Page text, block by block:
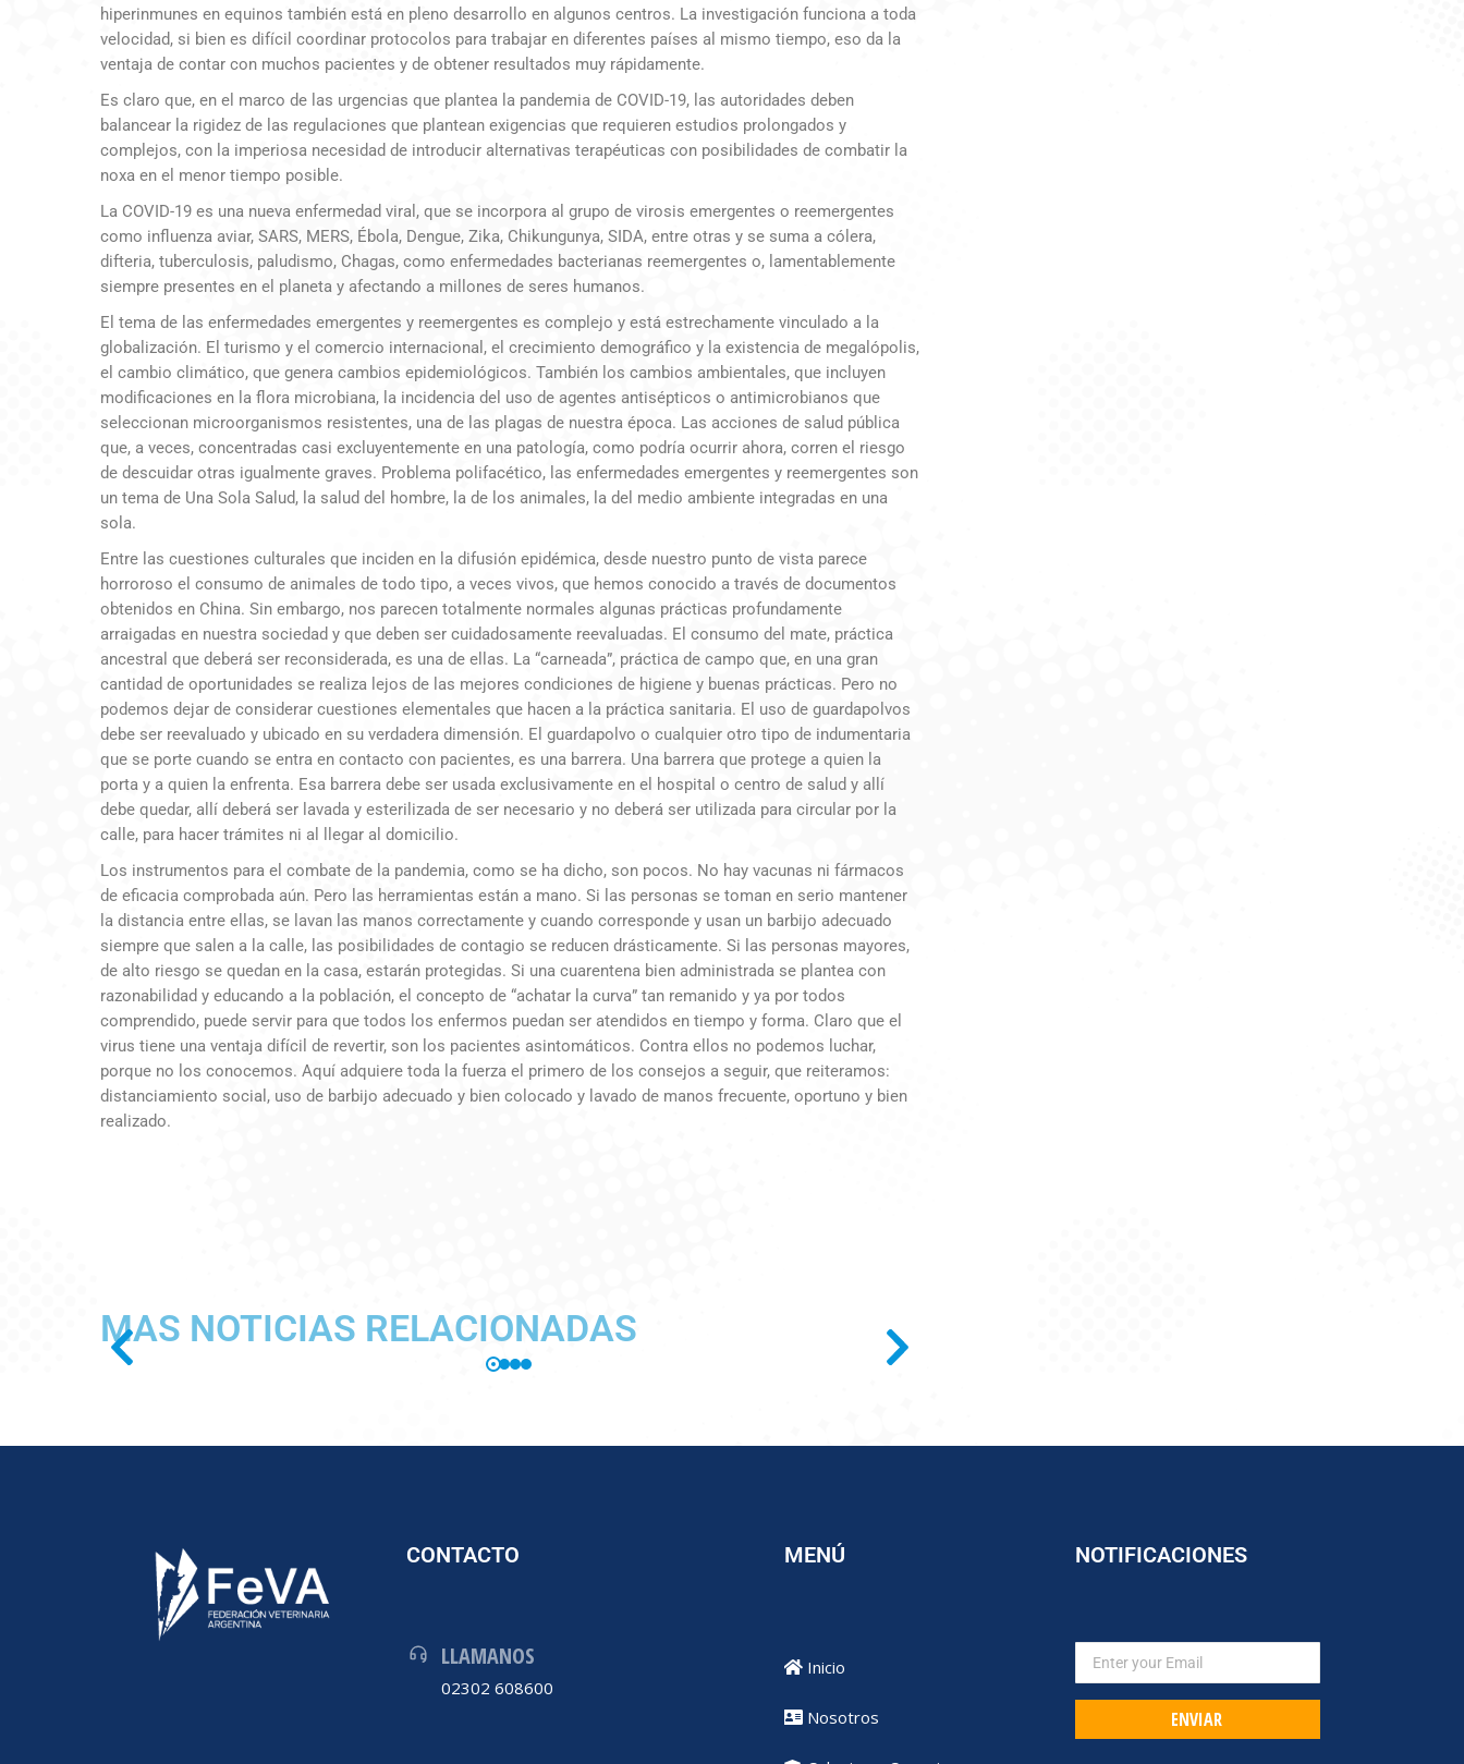
hiperinmunes en equinos también está en pleno desarrollo en algunos centros. La investigación funciona a toda
velocidad, si bien es difícil coordinar protocolos para trabajar en diferentes países al mismo tiempo, eso da la
ventaja de contar con muchos pacientes y de obtener resultados muy rápidamente.
Es claro que, en el marco de las urgencias que plantea la pandemia de COVID-19, las autoridades deben
balancear la rigidez de las regulaciones que plantean exigencias que requieren estudios prolongados y
complejos, con la imperiosa necesidad de introducir alternativas terapéuticas con posibilidades de combatir la
noxa en el menor tiempo posible.
La COVID-19 es una nueva enfermedad viral, que se incorpora al grupo de virosis emergentes o reemergentes
como influenza aviar, SARS, MERS, Ébola, Dengue, Zika, Chikungunya, SIDA, entre otras y se suma a cólera,
difteria, tuberculosis, paludismo, Chagas, como enfermedades bacterianas reemergentes o, lamentablemente
siempre presentes en el planeta y afectando a millones de seres humanos.
El tema de las enfermedades emergentes y reemergentes es complejo y está estrechamente vinculado a la
globalización. El turismo y el comercio internacional, el crecimiento demográfico y la existencia de megalópolis,
el cambio climático, que genera cambios epidemiológicos. También los cambios ambientales, que incluyen
modificaciones en la flora microbiana, la incidencia del uso de agentes antisépticos o antimicrobianos que
seleccionan microorganismos resistentes, una de las plagas de nuestra época. Las acciones de salud pública
que, a veces, concentradas casi excluyentemente en una patología, como podría ocurrir ahora, corren el riesgo
de descuidar otras igualmente graves. Problema polifacético, las enfermedades emergentes y reemergentes son
un tema de Una Sola Salud, la salud del hombre, la de los animales, la del medio ambiente integradas en una
sola.
Entre las cuestiones culturales que inciden en la difusión epidémica, desde nuestro punto de vista parece
horroroso el consumo de animales de todo tipo, a veces vivos, que hemos conocido a través de documentos
obtenidos en China. Sin embargo, nos parecen totalmente normales algunas prácticas profundamente
arraigadas en nuestra sociedad y que deben ser cuidadosamente reevaluadas. El consumo del mate, práctica
ancestral que deberá ser reconsiderada, es una de ellas. La “carneada”, práctica de campo que, en una gran
cantidad de oportunidades se realiza lejos de las mejores condiciones de higiene y buenas prácticas. Pero no
podemos dejar de considerar cuestiones elementales que hacen a la práctica sanitaria. El uso de guardapolvos
debe ser reevaluado y ubicado en su verdadera dimensión. El guardapolvo o cualquier otro tipo de indumentaria
que se porte cuando se entra en contacto con pacientes, es una barrera. Una barrera que protege a quien la
porta y a quien la enfrenta. Esa barrera debe ser usada exclusivamente en el hospital o centro de salud y allí
debe quedar, allí deberá ser lavada y esterilizada de ser necesario y no deberá ser utilizada para circular por la
calle, para hacer trámites ni al llegar al domicilio.
Los instrumentos para el combate de la pandemia, como se ha dicho, son pocos. No hay vacunas ni fármacos
de eficacia comprobada aún. Pero las herramientas están a mano. Si las personas se toman en serio mantener
la distancia entre ellas, se lavan las manos correctamente y cuando corresponde y usan un barbijo adecuado
siempre que salen a la calle, las posibilidades de contagio se reducen drásticamente. Si las personas mayores,
de alto riesgo se quedan en la casa, estarán protegidas. Si una cuarentena bien administrada se plantea con
razonabilidad y educando a la población, el concepto de “achatar la curva” tan remanido y ya por todos
comprendido, puede servir para que todos los enfermos puedan ser atendidos en tiempo y forma. Claro que el
virus tiene una ventaja difícil de revertir, son los pacientes asintomáticos. Contra ellos no podemos luchar,
porque no los conocemos. Aquí adquiere toda la fuerza el primero de los consejos a seguir, que reiteramos:
distanciamiento social, uso de barbijo adecuado y bien colocado y lavado de manos frecuente, oportuno y bien
realizado.
MAS NOTICIAS RELACIONADAS
CONTACTO
LLAMANOS
02302 608600
MENÚ
Inicio
Nosotros
NOTIFICACIONES
ENVIAR